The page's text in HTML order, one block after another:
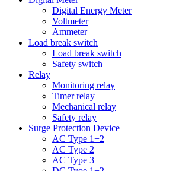
Digital Energy Meter
Voltmeter
Ammeter
Load break switch
Load break switch
Safety switch
Relay
Monitoring relay
Timer relay
Mechanical relay
Safety relay
Surge Protection Device
AC Type 1+2
AC Type 2
AC Type 3